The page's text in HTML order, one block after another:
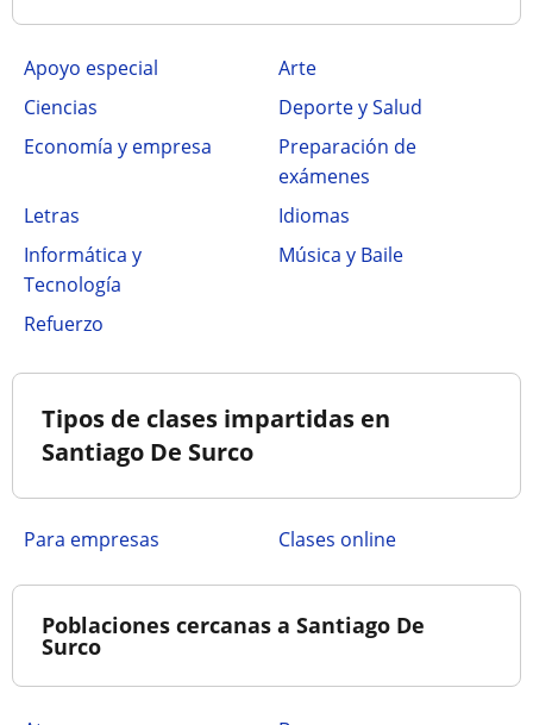
Apoyo especial
Arte
Ciencias
Deporte y Salud
Economía y empresa
Preparación de
exámenes
Letras
Idiomas
Informática y
Tecnología
Música y Baile
Refuerzo
Tipos de clases impartidas en
Santiago De Surco
para empresas clases online
Poblaciones cercanas a Santiago De
Surco